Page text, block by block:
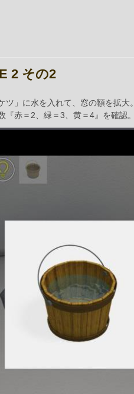
2 その2
ツ」に水を入れて、窓の額を拡大。
『赤＝2、緑＝3、黄＝4』を確認。